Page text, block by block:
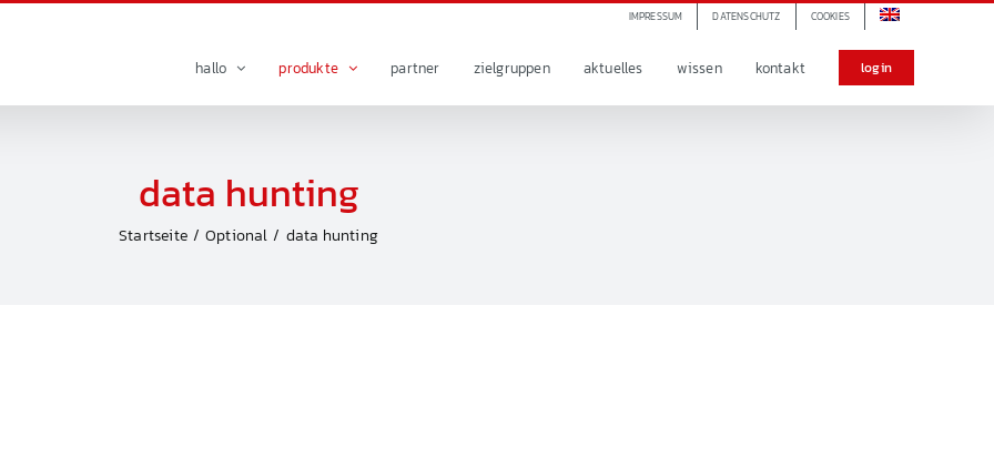
IMPRESSUM DATENSCHUTZ COOKIES
hallo produkte partner zielgruppen aktuelles wissen kontakt login
data hunting
Startseite Optional data hunting